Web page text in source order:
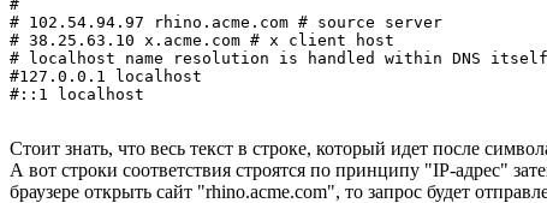
#
# 102.54.94.97 rhino.acme.com # source server
# 38.25.63.10 x.acme.com # x client host
# localhost name resolution is handled within DNS
#127.0.0.1 localhost
Стоит знать, что весь текст в строке, который идет после
А вот строки соответствия строятся по принципу "IP-адрес"
браузере открыть сайт "rhino.acme.com", то запрос будет